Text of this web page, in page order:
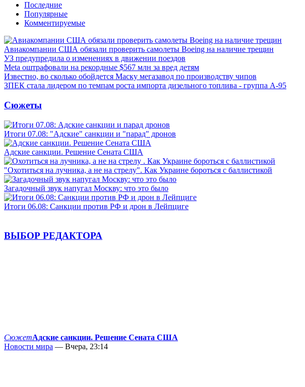
Последние
Популярные
Комментируемые
Авиакомпании США обязали проверить самолеты Boeing на наличие трещин
УЗ предупредила о изменениях в движении поездов
Meta оштрафовали на рекордные $567 млн за вред детям
Известно, во сколько обойдется Маску мегазавод по производству чипов
ЗПЕК стала лидером по темпам роста импорта дизельного топлива - группа А-95
Сюжеты
Итоги 07.08: "Адские" санкции и "парад" дронов
Адские санкции. Решение Сената США
"Охотиться на лучника, а не на стрелу". Как Украине бороться с баллистикой
Загадочный звук напугал Москву: что это было
Итоги 06.08: Санкции против РФ и дрон в Лейпциге
ВЫБОР РЕДАКТОРА
СюжетАдские санкции. Решение Сената США
Новости мира — Вчера, 23:14